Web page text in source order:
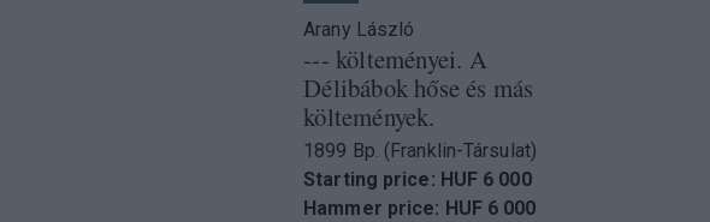
Arany László
--- költeményei. A
Délibábok hőse és más
költemények.
1899 Bp. (Franklin-Társulat)
Starting price: HUF 6 000
Hammer price: HUF 6 000